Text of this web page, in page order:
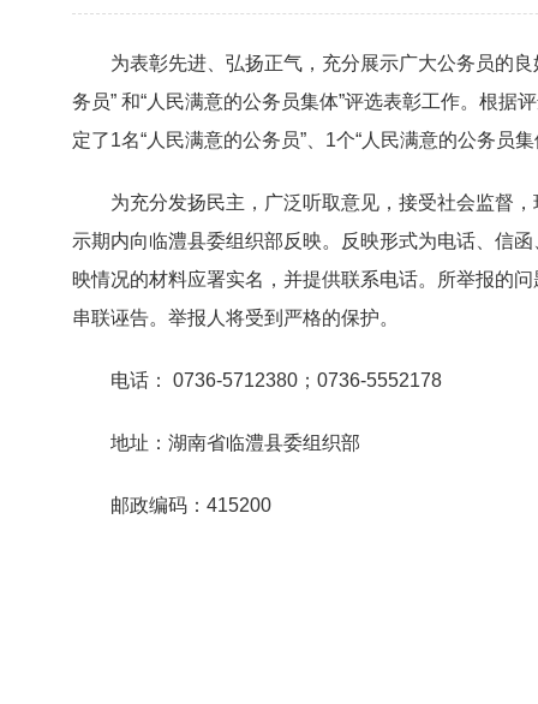
为表彰先进、弘扬正气，充分展示广大公务员的
务员” 和“人民满意的公务员集体”评选表彰工作。根
定了1名“人民满意的公务员”、1个“人民满意的公务员
为充分发扬民主，广泛听取意见，接受社会监督
示期内向临澧县委组织部反映。反映形式为电话、信
映情况的材料应署实名，并提供联系电话。所举报的
串联诬告。举报人将受到严格的保护。
电话： 0736-5712380；0736-5552178
地址：湖南省临澧县委组织部
邮政编码：415200